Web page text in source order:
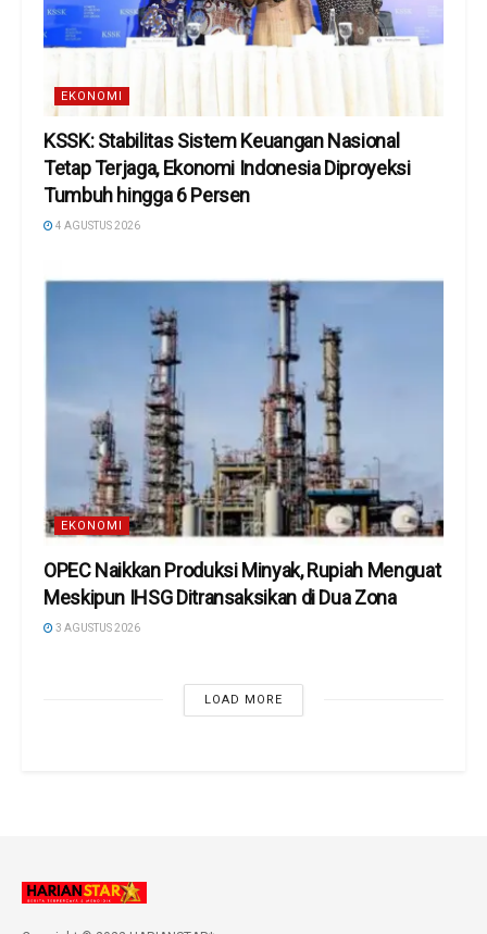
EKONOMI
KSSK: Stabilitas Sistem Keuangan Nasional
Tetap Terjaga, Ekonomi Indonesia Diproyeksi
Tumbuh hingga 6 Persen
4 AGUSTUS 2026
EKONOMI
OPEC Naikkan Produksi Minyak, Rupiah Menguat
Meskipun IHSG Ditransaksikan di Dua Zona
3 AGUSTUS 2026
LOAD MORE